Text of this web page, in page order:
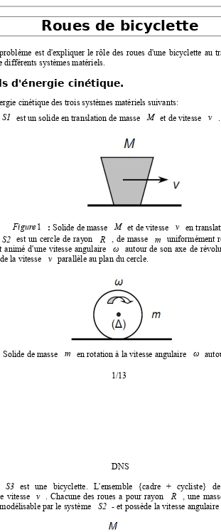
Roues de bicyclette
problème est d'expliquer le rôle des roues d'une bicyclette au
différents systèmes matériels.
d'énergie cinétique.
cinétique des trois systèmes matériels suivants:
S1 est un solide en translation de masse M et de vitesse v
Figure 1 : Solide de masse M et de vitesse v
en
S2 est un cercle de rayon R , de masse m uniformément
animé d'une vitesse angulaire ω autour de son axe de
la vitesse v parallèle au plan du cercle.
Solide de masse m en rotation à la vitesse angulaire ω
1/13
DNS
S3 est une bicyclette.
  L'en
semble {cadre
  +
cycliste}
de
vitesse v Chacune des roues a pour rayon R une
par le système
S2 - et possède la vitesse angulaire